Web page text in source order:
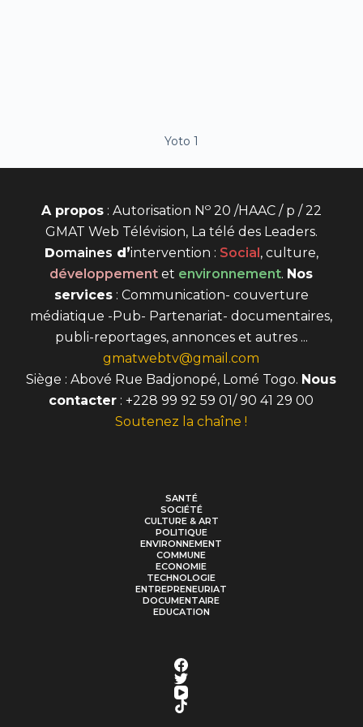
Yoto 1
A propos: Autorisation N o20 /HAAC / p / 22
GMAT Web Télévision, La télé des Leaders.
Domaines d’intervention : Social , culture,
développement et environnement. Nos
services: Communication- couverture
médiatique -Pub- Partenariat- documentaires,
publi-reportages, annonces et autres ...
gmatwebtv@gmail.com
Siège : Abové Rue Badjonopé, Lomé Togo. Nous
contacter : +228 99 92 59 01/ 90 41 29 00
Soutenez la chaîne !
SANTÉ
SOCIÉTÉ
CULTURE & ART
POLITIQUE
ENVIRONNEMENT
COMMUNE
ECONOMIE
TECHNOLOGIE
ENTREPRENEURIAT
DOCUMENTAIRE
EDUCATION